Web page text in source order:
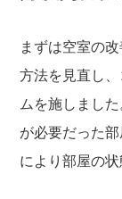
まずは空室の
方法を見直し
ムを施しまし
が必要だった
により部屋の状